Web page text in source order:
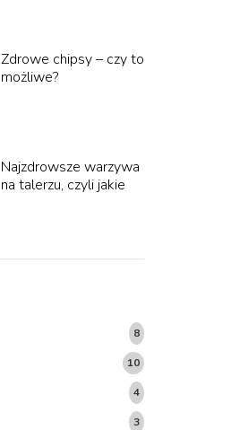
Zdrowe chipsy – czy to
możliwe?
Najzdrowsze warzywa
na talerzu, czyli jakie
8
10
4
3